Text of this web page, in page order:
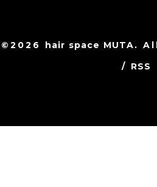
©2026 hair space MUTA.
/ RSS